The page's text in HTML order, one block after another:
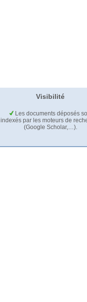
Visibilité
Les documents déposés
indexés par les moteurs de
(Google Scholar,…).